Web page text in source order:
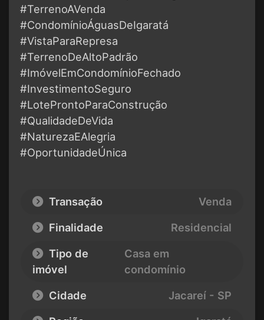
#TerrenoAVenda
#CondomínioÁguasDeIgaratá
#VistaParaRepresa
#TerrenoDeAltoPadrão
#ImóvelEmCondomínioFechado
#InvestimentoSeguro
#LoteProntoParaConstrução
#QualidadeDeVida
#NaturezaEAlegria
#OportunidadeÚnica
Transação
Venda
Finalidade
Residencial
Tipo de
imóvel
Casa em
condomínio
Cidade
Jacareí - SP